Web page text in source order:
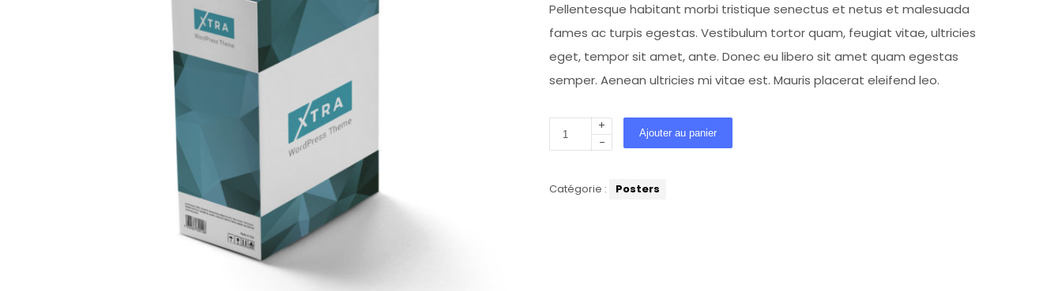
Pellentesque habitant morbi tristique senectus et netus et malesuada
fames ac turpis egestas. Vestibulum tortor quam, feugiat vitae, ultricies
eget, tempor sit amet, ante. Donec eu libero sit amet quam egestas
semper. Aenean ultricies mi vitae est. Mauris placerat eleifend leo.
+
-
Ajouter au panier
Catégorie : Posters